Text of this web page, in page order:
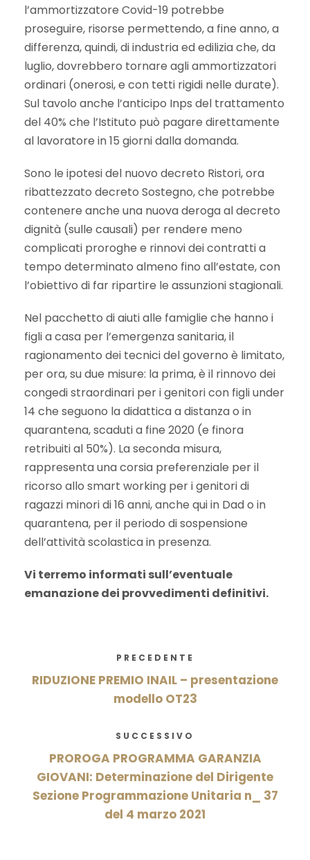
l’ammortizzatore Covid-19 potrebbe
proseguire, risorse permettendo, a fine anno, a
differenza, quindi, di industria ed edilizia che, da
luglio, dovrebbero tornare agli ammortizzatori
ordinari (onerosi, e con tetti rigidi nelle durate).
Sul tavolo anche l’anticipo Inps del trattamento
del 40% che l’Istituto può pagare direttamente
al lavoratore in 15 giorni dalla domanda.
Sono le ipotesi del nuovo decreto Ristori, ora
ribattezzato decreto Sostegno, che potrebbe
contenere anche una nuova deroga al decreto
dignità (sulle causali) per rendere meno
complicati proroghe e rinnovi dei contratti a
tempo determinato almeno fino all’estate, con
l’obiettivo di far ripartire le assunzioni stagionali.
Nel pacchetto di aiuti alle famiglie che hanno i
figli a casa per l’emergenza sanitaria, il
ragionamento dei tecnici del governo è limitato,
per ora, su due misure: la prima, è il rinnovo dei
congedi straordinari per i genitori con figli under
14 che seguono la didattica a distanza o in
quarantena, scaduti a fine 2020 (e finora
retribuiti al 50%). La seconda misura,
rappresenta una corsia preferenziale per il
ricorso allo smart working per i genitori di
ragazzi minori di 16 anni, anche qui in Dad o in
quarantena, per il periodo di sospensione
dell’attività scolastica in presenza.
Vi terremo informati sull’eventuale
emanazione dei provvedimenti definitivi.
PRECEDENTE
RIDUZIONE PREMIO INAIL – presentazione
modello OT23
SUCCESSIVO
PROROGA PROGRAMMA GARANZIA
GIOVANI: Determinazione del Dirigente
Sezione Programmazione Unitaria n_ 37
del 4 marzo 2021